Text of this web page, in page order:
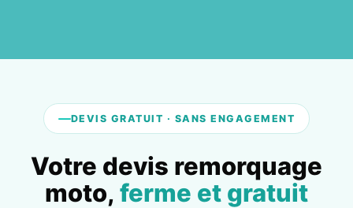
DEVIS GRATUIT · SANS ENGAGEMENT
Votre devis remorquage
moto, ferme et gratuit